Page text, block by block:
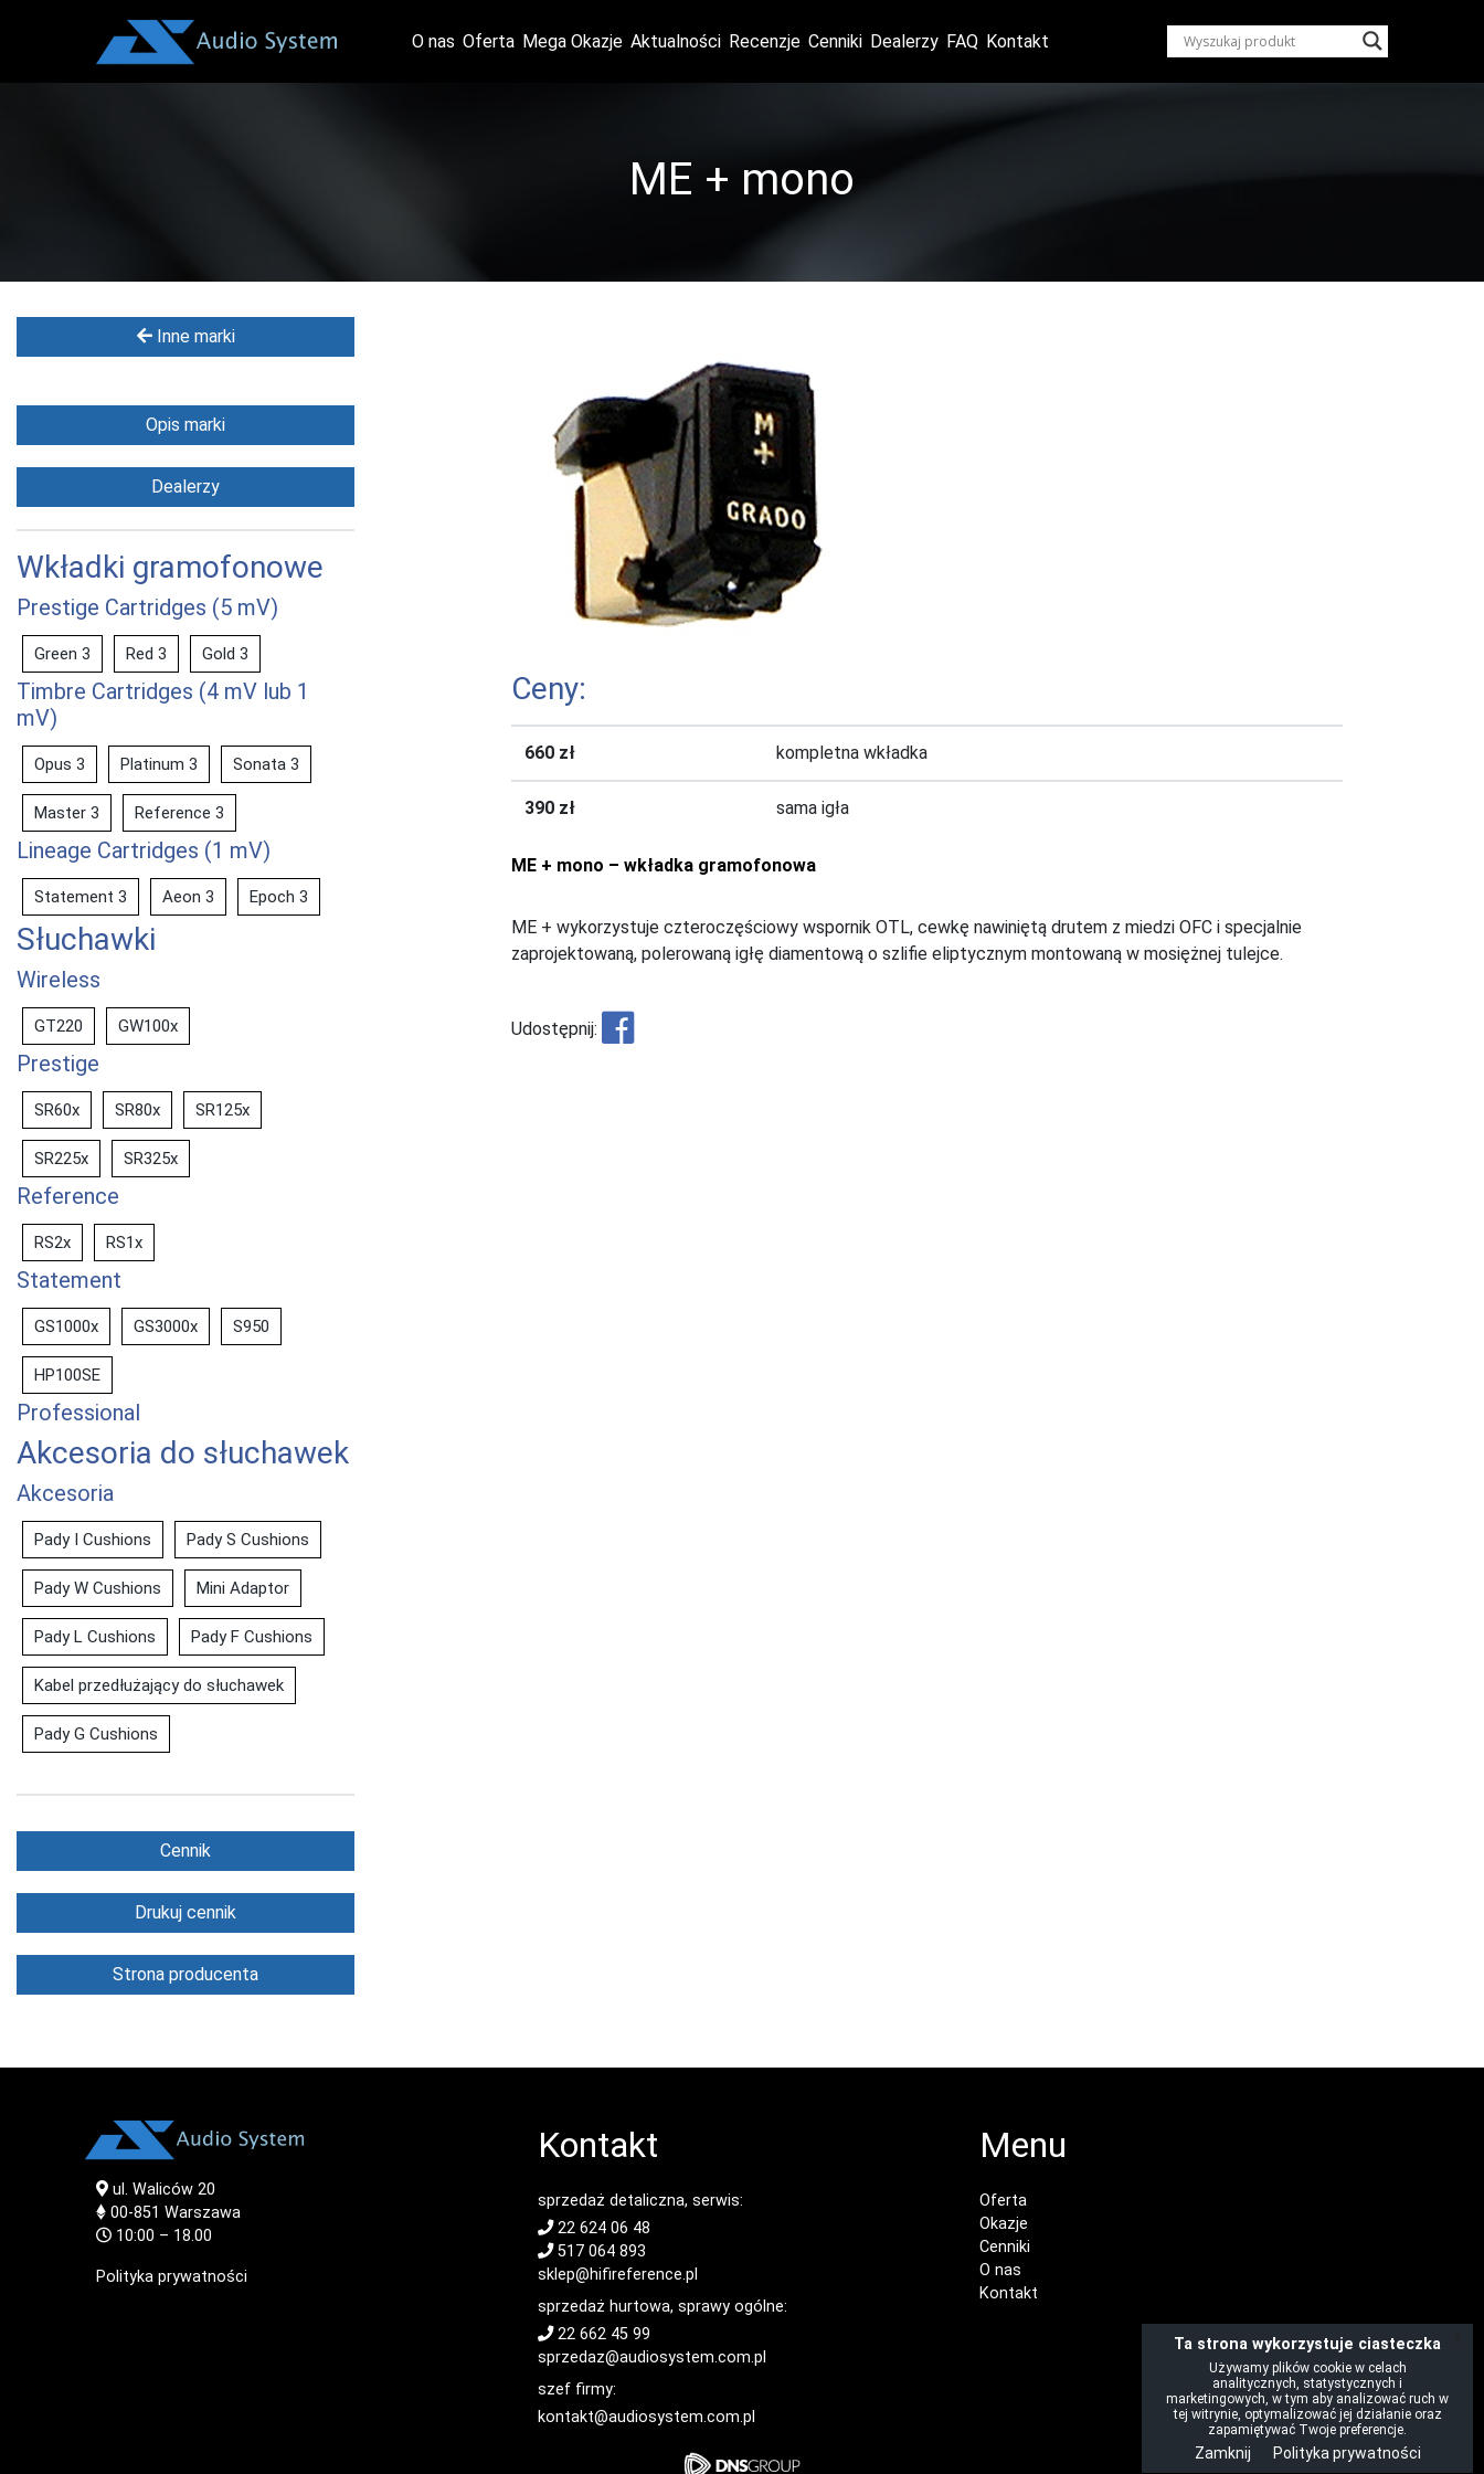
O nas Oferta Mega Okazje Aktualności Recenzje Cenniki Dealerzy FAQ Kontakt
ME + mono
Inne marki
Opis marki
Dealerzy
Wkładki gramofonowe
Prestige Cartridges (5 mV)
Green 3 Red 3 Gold 3
Timbre Cartridges (4 mV lub 1
mV)
Opus 3 Platinum 3 Sonata 3
Master 3 Reference 3
Lineage Cartridges (1 mV)
Statement 3 Aeon 3 Epoch 3
Słuchawki
Wireless
GT220 GW100x
Prestige
SR60x SR80x SR125x
SR225x SR325x
Reference
RS2x RS1x
Statement
GS1000x GS3000x S950
HP100SE
Professional
Akcesoria do słuchawek
Akcesoria
Pady I Cushions Pady S Cushions
Pady W Cushions Mini Adaptor
Pady L Cushions Pady F Cushions
Kabel przedłużający do słuchawek
Pady G Cushions
Cennik
Drukuj cennik
Strona producenta
Ceny:
660 zł kompletna wkładka
390 zł sama igła
ME + mono – wkładka gramofonowa
ME + wykorzystuje czteroczęściowy wspornik OTL, cewkę nawiniętą drutem z miedzi OFC i specjalnie
zaprojektowaną, polerowaną igłę diamentową o szlifie eliptycznym montowaną w mosiężnej tulejce.
Udostępnij:
ul. Waliców 20
00-851 Warszawa
10:00 – 18.00
Polityka prywatności
Kontakt
sprzedaż detaliczna, serwis:
22 624 06 48
517 064 893
sklep@hifireference.pl
sprzedaż hurtowa, sprawy ogólne:
22 662 45 99
sprzedaz@audiosystem.com.pl
szef firmy:
kontakt@audiosystem.com.pl
Menu
Oferta
Okazje
Cenniki
O nas
Kontakt
Ta strona wykorzystuje ciasteczka
Używamy plików cookie w celach
analitycznych, statystycznych i
marketingowych, w tym aby analizować ruch w
tej witrynie, optymalizować jej działanie oraz
zapamiętywać Twoje preferencje.
Zamknij Polityka prywatności